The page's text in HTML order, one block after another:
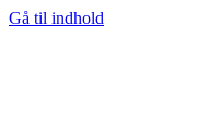
Gå til indhold